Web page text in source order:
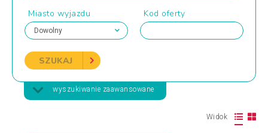
Miasto wyjazdu Kod oferty
SZUKAJ
wyszukiwanie zaawansowane
Widok